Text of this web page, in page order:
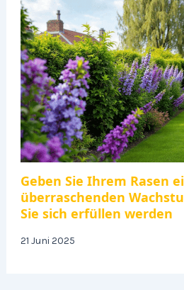
Geben Sie Ihrem Rasen
überraschenden
Sie sich erfüllen werden
21 Juni 2025